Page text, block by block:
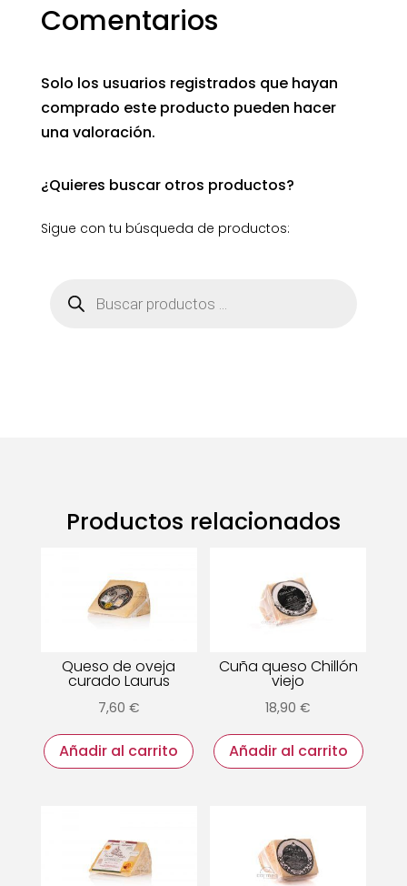
cantidad
Comentarios
Solo los usuarios registrados que hayan
comprado este producto pueden hacer
una valoración.
¿Quieres buscar otros productos?
Sigue con tu búsqueda de productos:
productos
Productos relacionados
Queso de oveja
curado Laurus
7,60 €
Añadir al carrito
Cuña queso Chillón
viejo
18,90€
Añadir al carrito